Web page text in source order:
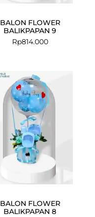
BALON FLOWER
BALIKPAPAN 9
Rp814.000
BALON FLOWER
BALIKPAPAN 8